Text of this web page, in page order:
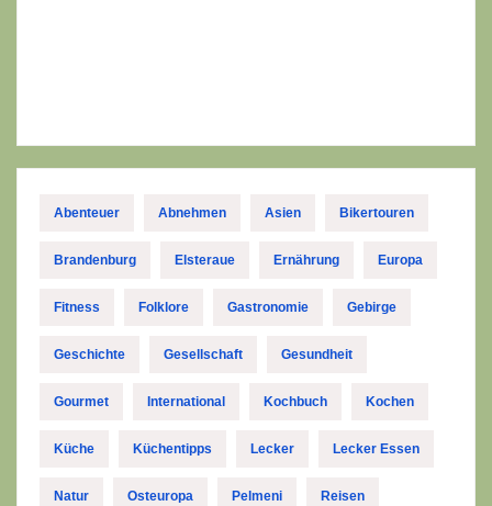
Abenteuer Abnehmen Asien Bikertouren
Brandenburg Elsteraue Ernährung Europa
Fitness Folklore Gastronomie Gebirge
Geschichte Gesellschaft Gesundheit
Gourmet International Kochbuch Kochen
Küche Küchentipps Lecker Lecker Essen
Natur Osteuropa Pelmeni Reisen